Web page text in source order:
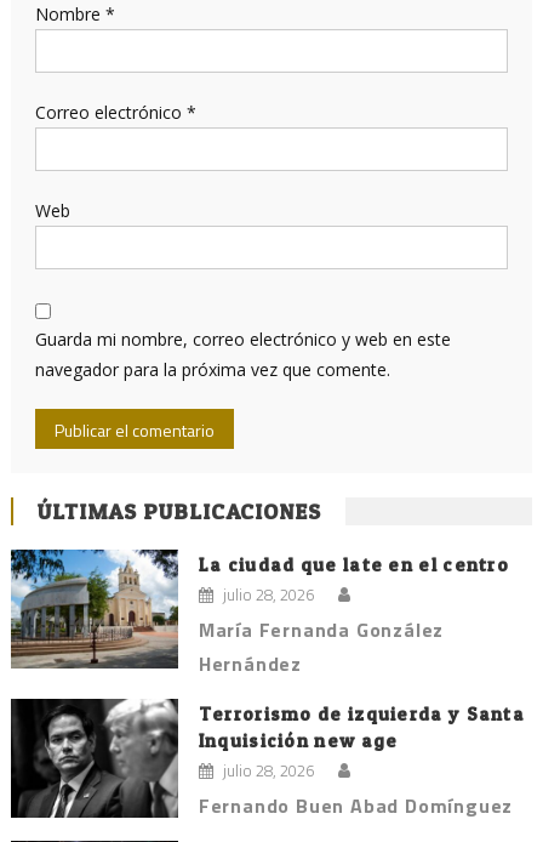
Nombre *
Correo electrónico *
Web
Guarda mi nombre, correo electrónico y web en este
navegador para la próxima vez que comente.
ÚLTIMAS PUBLICACIONES
La ciudad que late en el centro
julio 28, 2026
María Fernanda González
Hernández
Terrorismo de izquierda y Santa
Inquisición new age
julio 28, 2026
Fernando Buen Abad Domínguez